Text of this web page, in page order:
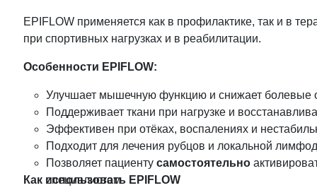
EPIFLOW применяется как в профилактике, так и в
при спортивных нагрузках и в реабилитации.
Особенности EPIFLOW:
Улучшает мышечную функцию и снижает болевые
Поддерживает ткани при нагрузке и
Эффективен при отёках, воспалениях и
Подходит для лечения рубцов и локальной
Позволяет пациенту самостоятельно
специалистом
Как использовать EPIFLOW